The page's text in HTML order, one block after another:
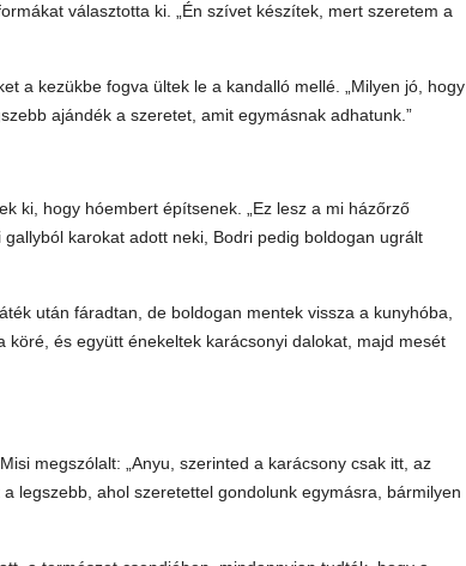
választotta ki. „Én szívet készítek, mert szeretem a
a kezükbe fogva ültek le a kandalló mellé. „Milyen jó, hogy
ajándék a szeretet, amit egymásnak adhatunk.”
ki, hogy hóembert építsenek. „Ez lesz a mi házőrző
karokat adott neki, Bodri pedig boldogan ugrált
után fáradtan, de boldogan mentek vissza a kunyhóba,
és együtt énekeltek karácsonyi dalokat, majd mesét
megszólalt: „Anyu, szerinted a karácsony csak itt, az
legszebb, ahol szeretettel gondolunk egymásra, bármilyen